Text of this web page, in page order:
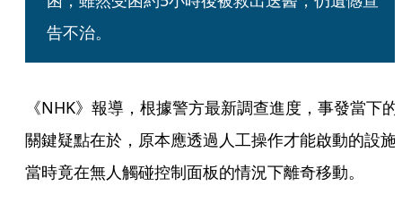
告不治。
《NHK》報導，根據警方最新調查進度，事發當下的
關鍵疑點在於，原本應透過人工操作才能啟動的設施
當時竟在無人觸碰控制面板的情況下離奇移動。